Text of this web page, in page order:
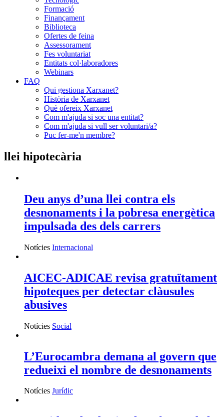
Formació
Finançament
Biblioteca
Ofertes de feina
Assessorament
Fes voluntariat
Entitats col·laboradores
Webinars
FAQ
Qui gestiona Xarxanet?
Història de Xarxanet
Què ofereix Xarxanet
Com m'ajuda si soc una entitat?
Com m'ajuda si vull ser voluntari/a?
Puc fer-me'n membre?
llei hipotecària
Deu anys d’una llei contra els
desnonaments i la pobresa energètica
impulsada des dels carrers
Notícies Internacional
AICEC-ADICAE revisa gratuïtament
hipoteques per detectar clàusules
abusives
Notícies Social
L’Eurocambra demana al govern que
redueixi el nombre de desnonaments
Notícies Jurídic